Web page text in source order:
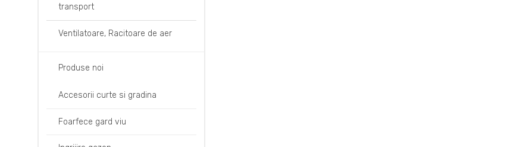
transport
Ventilatoare, Racitoare de aer
Produse noi
Accesorii curte si gradina
Foarfece gard viu